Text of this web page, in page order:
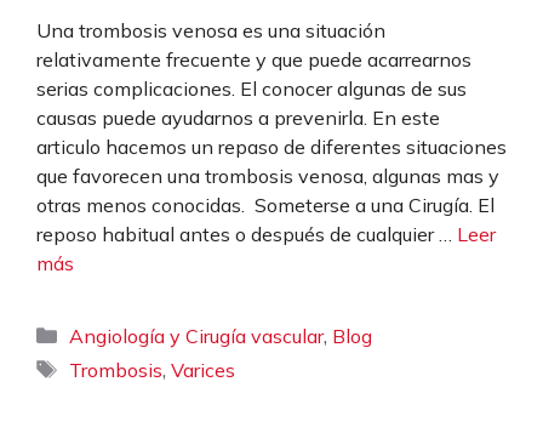
Una trombosis venosa es una situación
relativamente frecuente y que puede acarrearnos
serias complicaciones. El conocer algunas de sus
causas puede ayudarnos a prevenirla. En este
articulo hacemos un repaso de diferentes situaciones
que favorecen una trombosis venosa, algunas mas y
otras menos conocidas. Someterse a una Cirugía. El
reposo habitual antes o después de cualquier … Leer
más
Categorías
Angiología y Cirugía vascular, Blog
Etiquetas
Trombosis,Varices